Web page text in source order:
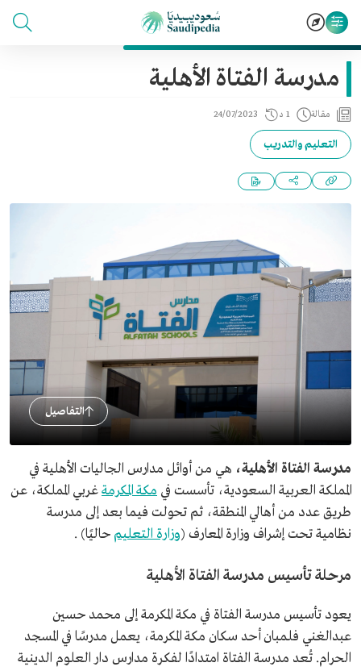
مدرسة الفتاة الأهلية
مقالة 1 د 24/07/2023
التعليم والتدريب
التفاصيل
مدرسة الفتاة الأهلية، هي من أوائل مدارس الجاليات الأهلية في
المملكة العربية السعودية، تأسست في مكة المكرمةغربي المملكة، عن
طريق عدد من أهالي المنطقة، ثم تحولت فيما بعد إلى مدرسة
نظامية تحت إشراف وزارة المعارف (وزارة التعليم حاليًا) .
مرحلة تأسيس مدرسة الفتاة الأهلية
يعود تأسيس مدرسة الفتاة في مكة المكرمة إلى محمد حسين
عبدالغني فلمبان أحد سكان مكة المكرمة، يعمل مدرسًا في المسجد
الحرام. تُعد مدرسة الفتاة امتدادًا لفكرة مدارس دار العلوم الدينية